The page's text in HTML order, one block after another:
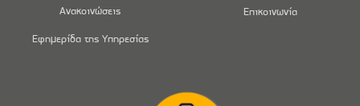
Ανακοινώσεις
Εφημερίδα της Υπηρεσίας
Επικοινωνία